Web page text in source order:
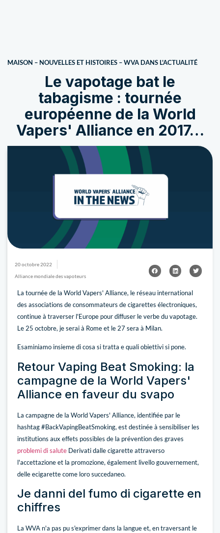
MAISON – NOUVELLES ET HISTOIRES –WVA DANS L'ACTUALITÉ
Le vapotage bat le
tabagisme : tournée
européenne de la World
Vapers' Alliance en 2017…
20 octobre 2022
Alliance mondiale des vapoteurs
La tournée de la World Vapers' Alliance, le réseau international
des associations de consommateurs de cigarettes électroniques,
continue à traverser l'Europe pour diffuser le verbe du vapotage.
Le 25 octobre, je serai à Rome et le 27 sera à Milan.
Esaminiamo insieme di cosa si tratta e quali obiettivi si pone.
Retour Vaping Beat Smoking: la
campagne de la World Vapers'
Alliance en faveur du svapo
La campagne de la World Vapers' Alliance, identifiée par le
hashtag #BackVapingBeatSmoking, est destinée à sensibiliser les
institutions aux effets possibles de la prévention des graves
problemi di salute Derivati dalle cigarette attraverso
l'accettazione et la promozione, également livello gouvernement,
delle ecigarette come loro succedaneo.
Je danni del fumo di cigarette en
chiffres
La WVA n'a pas pu s'exprimer dans la langue et, en traversant le